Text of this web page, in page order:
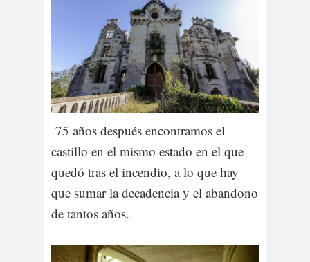
75 años después encontramos el
castillo en el mismo estado en el que
quedó tras el incendio, a lo que hay
que sumar la decadencia y el abandono
de tantos años.